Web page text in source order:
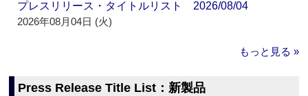
プレスリリース・タイトルリスト 2026/08/04
2026年08月04日 (火)
もっと見る »
Press Release Title List：新製品